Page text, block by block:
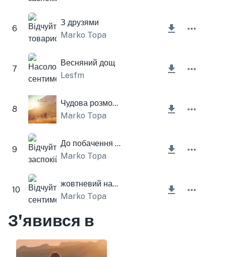
6
З друзями
Marko Topa
7
Весняний дощ
Lesfm
8
Чудова розмова
Marko Topa
9
До побачення літо
Marko Topa
10
жовтневий настрій
Marko Topa
З'явився в